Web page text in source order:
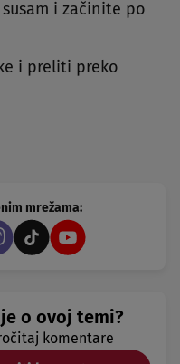
i začinite po
i preliti preko
mrežama:
o ovoj temi?
komentare